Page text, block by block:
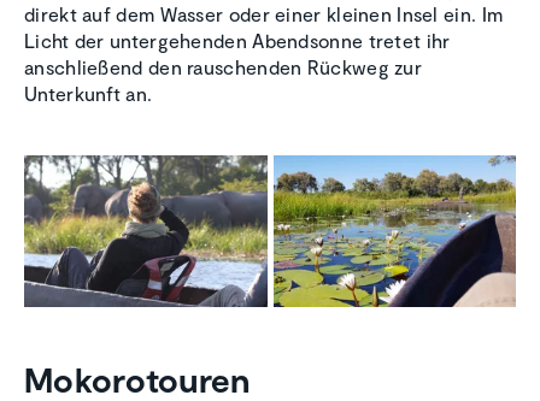
direkt auf dem Wasser oder einer kleinen Insel ein. Im
Licht der untergehenden Abendsonne tretet ihr
anschließend den rauschenden Rückweg zur
Unterkunft an.
Mokorotouren